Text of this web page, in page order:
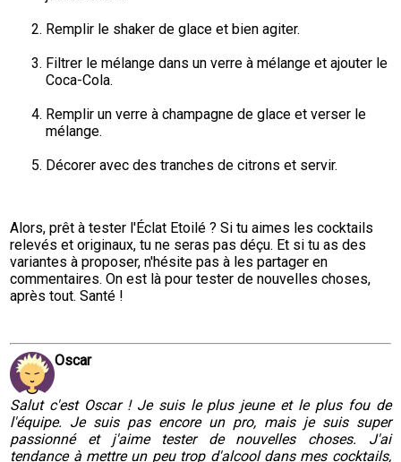
Remplir le shaker de glace et bien agiter.
Filtrer le mélange dans un verre à mélange et ajouter le
Coca-Cola.
Remplir un verre à champagne de glace et verser le
mélange.
Décorer avec des tranches de citrons et servir.
Alors, prêt à tester l'Éclat Etoilé ? Si tu aimes les cocktails
relevés et originaux, tu ne seras pas déçu. Et si tu as des
variantes à proposer, n'hésite pas à les partager en
commentaires. On est là pour tester de nouvelles choses,
après tout. Santé !
Oscar
Salut c'est Oscar ! Je suis le plus jeune et le plus fou de
l'équipe. Je suis pas encore un pro, mais je suis super
passionné et j'aime tester de nouvelles choses. J'ai
tendance à mettre un peu trop d'alcool dans mes cocktails,